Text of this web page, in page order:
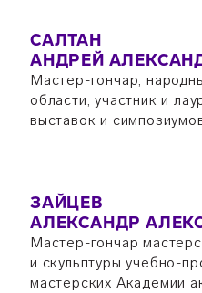
САЛТАН
АНДРЕЙ
Мастер-гончар,
области, участник и
выставок и
ЗАЙЦЕВ
АЛЕКСАНДР
Мастер-гончар
и скульптуры учебно-
мастерских Академии